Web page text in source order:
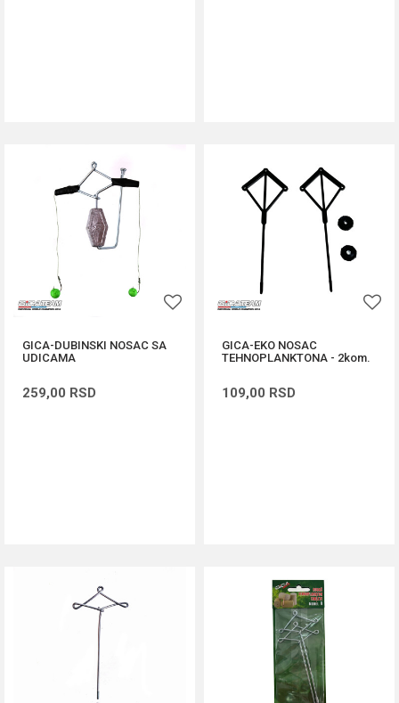
GICA-DUBINSKI NOSAC SA
UDICAMA
259,00 RSD
GICA-EKO NOSAC
TEHNOPLANKTONA - 2kom.
109,00 RSD